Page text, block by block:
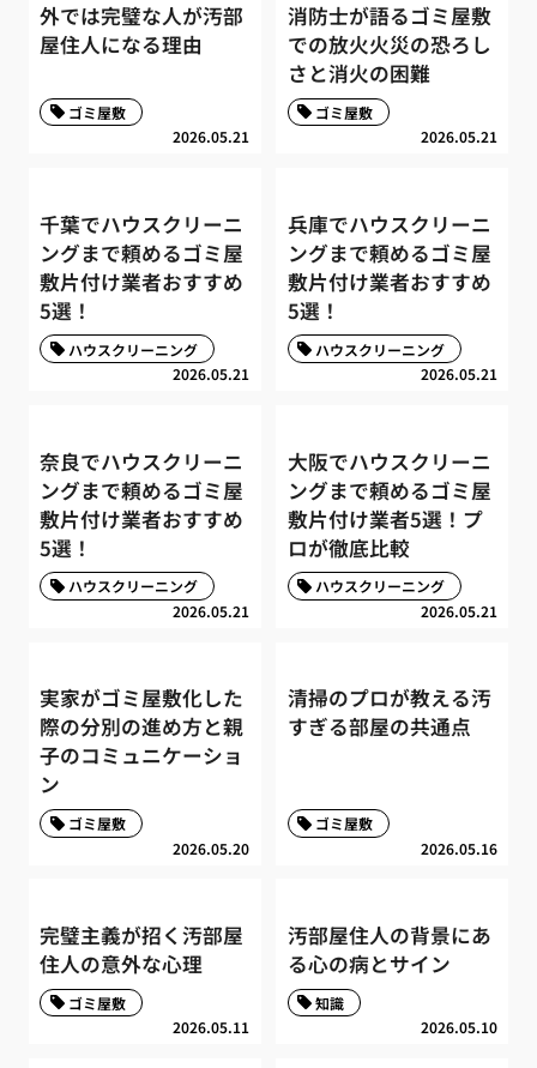
外では完璧な人が汚部
屋住人になる理由
2026.05.21
ゴミ屋敷
消防士が語るゴミ屋敷
での放火火災の恐ろし
さと消火の困難
2026.05.21
ゴミ屋敷
千葉でハウスクリーニ
ングまで頼めるゴミ屋
敷片付け業者おすすめ
5選！
2026.05.21
ハウスクリーニング
兵庫でハウスクリーニ
ングまで頼めるゴミ屋
敷片付け業者おすすめ
5選！
2026.05.21
ハウスクリーニング
奈良でハウスクリーニ
ングまで頼めるゴミ屋
敷片付け業者おすすめ
5選！
2026.05.21
ハウスクリーニング
大阪でハウスクリーニ
ングまで頼めるゴミ屋
敷片付け業者5選！プ
ロが徹底比較
2026.05.21
ハウスクリーニング
実家がゴミ屋敷化した
際の分別の進め方と親
子のコミュニケーショ
ン
2026.05.20
ゴミ屋敷
清掃のプロが教える汚
すぎる部屋の共通点
2026.05.16
ゴミ屋敷
完璧主義が招く汚部屋
住人の意外な心理
2026.05.11
ゴミ屋敷
汚部屋住人の背景にあ
る心の病とサイン
2026.05.10
知識